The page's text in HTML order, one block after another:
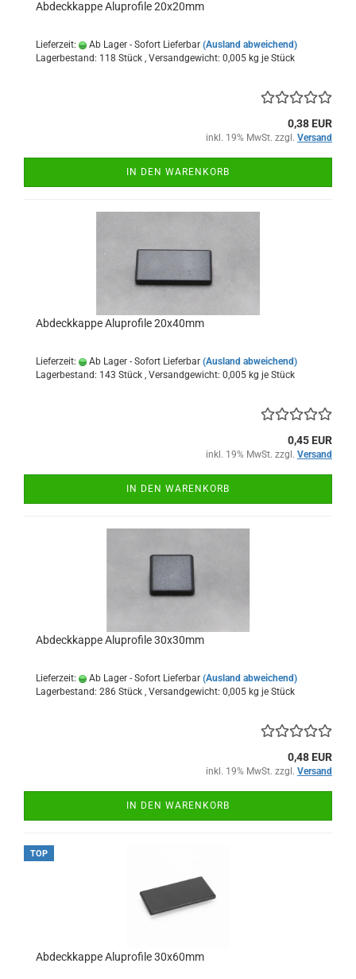
Abdeckkappe Aluprofile 20x20mm
Lieferzeit: Ab Lager - Sofort Lieferbar (Ausland abweichend)
Lagerbestand: 118 Stück , Versandgewicht: 0,005 kg je Stück
0,38 EUR
inkl. 19% MwSt. zzgl. Versand
IN DEN WARENKORB
Abdeckkappe Aluprofile 20x40mm
Lieferzeit: Ab Lager - Sofort Lieferbar (Ausland abweichend)
Lagerbestand: 143 Stück , Versandgewicht: 0,005 kg je Stück
0,45 EUR
inkl. 19% MwSt. zzgl. Versand
IN DEN WARENKORB
Abdeckkappe Aluprofile 30x30mm
Lieferzeit: Ab Lager - Sofort Lieferbar (Ausland abweichend)
Lagerbestand: 286 Stück , Versandgewicht: 0,005 kg je Stück
0,48 EUR
inkl. 19% MwSt. zzgl. Versand
IN DEN WARENKORB
TOP
Abdeckkappe Aluprofile 30x60mm